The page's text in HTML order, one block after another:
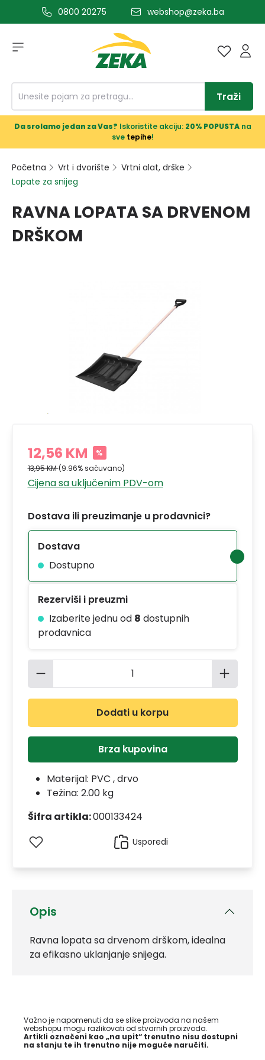
glavni sadržaj0800 20275 webshop@zeka.ba
Traži
Da srolamo jedan za Vas? Iskoristite akciju: 20% POPUSTAna
sve tepihe!
Početna Vrt i dvorište
Vrtni alat, drške
Lopate za snijeg
RAVNA LOPATA SA DRVENOM
DRŠKOM
Opis
Ravna lopata sa drvenom drškom, idealna
za efikasno uklanjanje snijega.
Važno je napomenuti da se slike proizvoda na našem
webshopu mogu razlikovati od stvarnih proizvoda.
Artikli označeni kao „na upit“ trenutno nisu dostupni
na stanju te ih trenutno nije moguće naručiti.
12,56 KM %
13,95 KM(9.96% sačuvano)
Cijena sa uključenim PDV-om
Dostava ili preuzimanje u prodavnici?
Dostava
Dostupno
Rezerviši i preuzmi
Izaberite jednu od 8 dostupnih
prodavnica
Količina proizvoda: Unesite
Dodati u korpu
Brza kupovina
Materijal: PVC , drvo
Težina: 2.00 kg
Šifra artikla:000133424
Usporedi